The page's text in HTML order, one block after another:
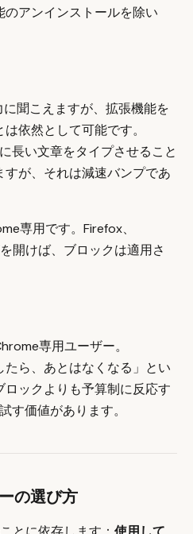
アンインストールを除い
聞こえますが、拡張機能を
依然として可能です。
長い文章をタイプさせること
が、それは減速バンプであ
専用です。Firefox、
開けば、ブロックは適用さ
専用ユーザー。
たら、あとはなくなる」とい
ロックよりも予算制に反応す
す価値があります。
の選び方